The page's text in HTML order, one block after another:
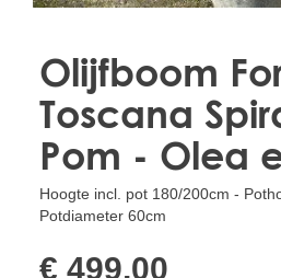
Olijfboom
Toscana
Pom - Olea
Hoogte incl. pot 180/200cm -
Potdiameter 60cm
€ 499,00